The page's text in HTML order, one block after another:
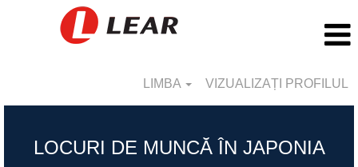
LIMBA VIZUALIZAȚI PROFILUL
LOCURI DE MUNCĂ ÎN JAPONIA